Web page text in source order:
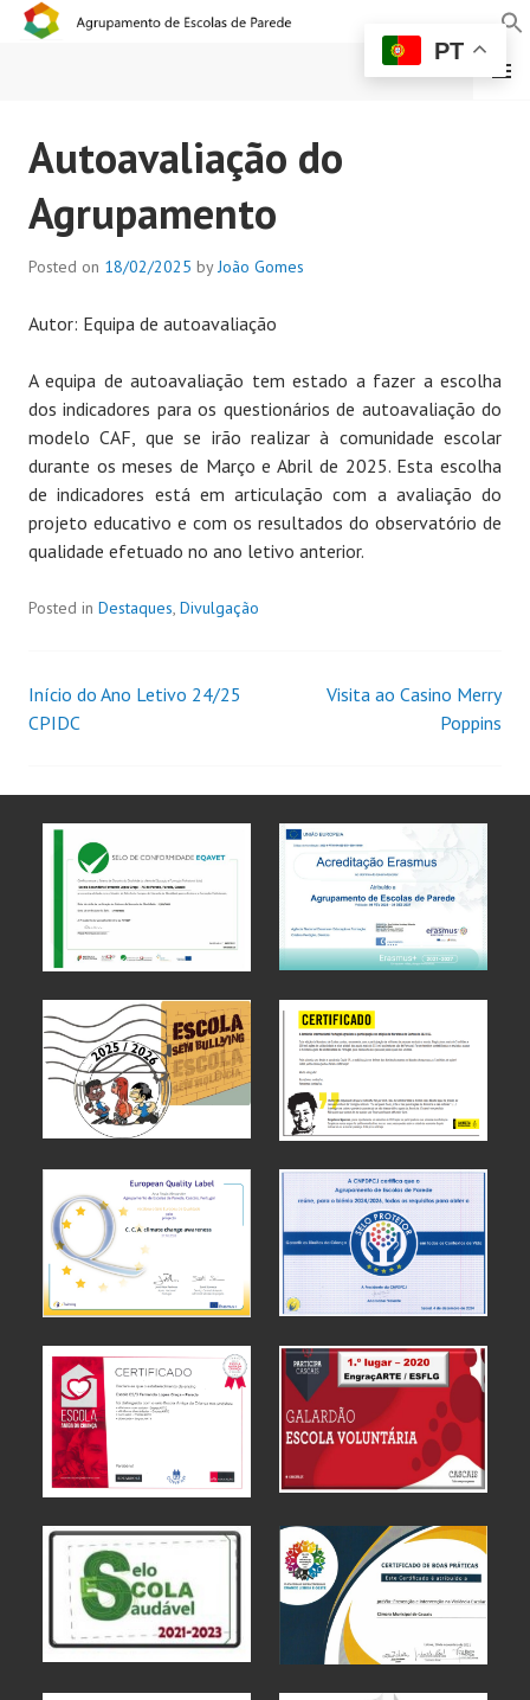
AGRUPAMENTO DE
ESCOLAS DE PAREDE
MENU
Autoavaliação do
Agrupamento
Posted on 18/02/2025 byJoão Gomes
Autor: Equipa de autoavaliação
A equipa de autoavaliação tem estado a fazer a escolha
dos indicadores para os questionários de autoavaliação do
modelo CAF, que se irão realizar à comunidade escolar
durante os meses de Março e Abril de 2025. Esta escolha
de indicadores está em articulação com a avaliação do
projeto educativo e com os resultados do observatório de
qualidade efetuado no ano letivo anterior.
Posted in Destaques, Divulgação
Início do Ano Letivo 24/25
CPIDC
Visita ao Casino Merry
Poppins
PT